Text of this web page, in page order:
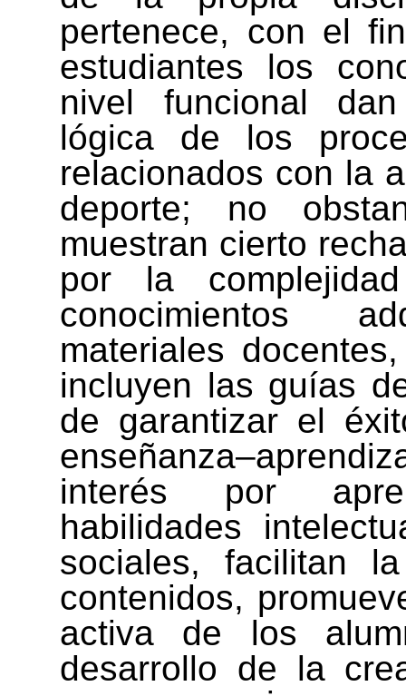
pertenece, con el
estudiantes los
nivel funcional
lógica de los
relacionados con la
deporte; no
muestran cierto
por la
conocimientos
materiales
incluyen las guías
de garantizar el
interés por
habilidades
sociales, facilitan
contenidos,
activa de los
desarrollo de la